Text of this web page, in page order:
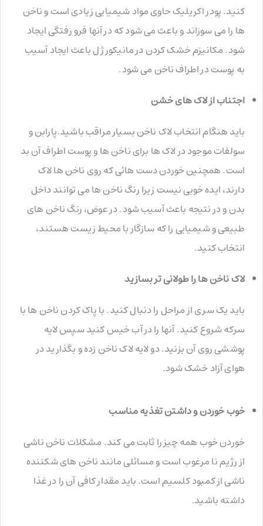
کنید. پودر اکریلیک حاوی مواد شیمیایی زیادی است و ناخن
ها را می سوزاند و باعث می شود که در آنها فرو رفتگی ایجاد
شود. مکانیزم خشک کردن در مانیکور ژل باعث ایجاد آسیب
به پوست در اطراف ناخن می شود.
اجتناب از لاک های خشن
باید هنگام انتخاب لاک ناخن بسیار مراقب باشید.پارابن و
سولفات موجود در لاک ها برای ناخن ها و پوست اطراف آن بد
است. همچنین خوردن دست هائی که روی ناخن ها لاک
دارند، ایده خوبی نیست زیرا رنگ ناخن ها می توانند داخل
بدن و در نتیجه باعث آسیب شود. در عوض، رنگ ناخن های
طبیعی و شیمیایی را که سازگار با محیط زیست هستند،
انتخاب کنید.
لاک ناخن ها را طولانی تر بسازید
باید یک سری از مراحل را دنبال کنید. با پاک کردن ناخن ها با
سرکه شروع کنید. آنها را در آب خیس کنید سپس لایه
پوششی روی آن بزنید. دو لایه لاک ناخن زده و بگذارید در
هوای آزاد خشک شود.
خوب خوردن و داشتن تغذیه مناسب
خوردن خوب همه چیز را ثابت می کند. مشکلات ناخن ناشی
از رژیم نا مرغوب است و مسائلی مانند ناخن های شکننده
ناشی از کمبود کلسیم است. باید مقدار کافی آن را در غذا
داشته باشید.